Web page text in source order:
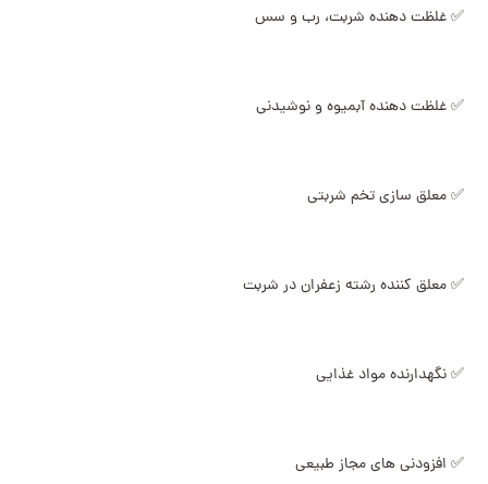
✅ غلظت دهنده شربت، رب و سس
✅ غلظت دهنده آبمیوه و نوشیدنی
✅ معلق سازی تخم شربتی
✅ معلق کننده رشته زعفران در شربت
✅ نگهدارنده مواد غذایی
✅ افزودنی های مجاز طبیعی